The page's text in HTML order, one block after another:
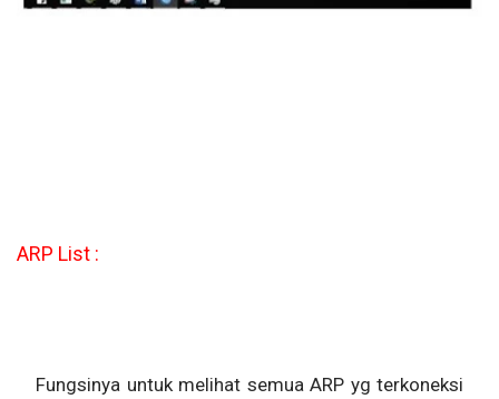
ARP List :
Fungsinya untuk melihat semua ARP yg terkoneksi